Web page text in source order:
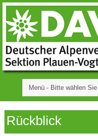
Rückblick